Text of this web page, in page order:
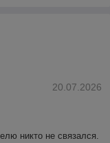
20.07.2026
никто не связался.